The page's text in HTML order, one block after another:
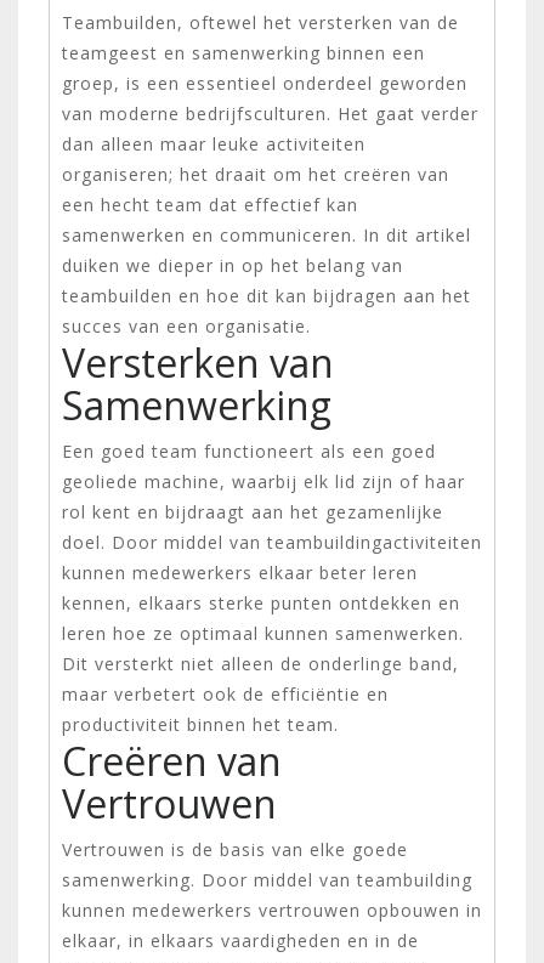
Teambuilden, oftewel het versterken van de
teamgeest en samenwerking binnen een
groep, is een essentieel onderdeel geworden
van moderne bedrijfsculturen. Het gaat verder
dan alleen maar leuke activiteiten
organiseren; het draait om het creëren van
een hecht team dat effectief kan
samenwerken en communiceren. In dit artikel
duiken we dieper in op het belang van
teambuilden en hoe dit kan bijdragen aan het
succes van een organisatie.
Versterken van
Samenwerking
Een goed team functioneert als een goed
geoliede machine, waarbij elk lid zijn of haar
rol kent en bijdraagt aan het gezamenlijke
doel. Door middel van teambuildingactiviteiten
kunnen medewerkers elkaar beter leren
kennen, elkaars sterke punten ontdekken en
leren hoe ze optimaal kunnen samenwerken.
Dit versterkt niet alleen de onderlinge band,
maar verbetert ook de efficiëntie en
productiviteit binnen het team.
Creëren van
Vertrouwen
Vertrouwen is de basis van elke goede
samenwerking. Door middel van teambuilding
kunnen medewerkers vertrouwen opbouwen in
elkaar, in elkaars vaardigheden en in de